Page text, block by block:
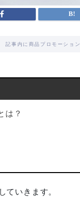
記事内に商品プロモーショ
は？
ていきます。